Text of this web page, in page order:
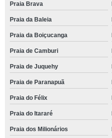
Praia Brava
Praia da Baleia
Praia da Boiçucanga
Praia de Camburi
Praia de Juquehy
Praia de Paranapuã
Praia do Félix
Praia do Itararé
Praia dos Milionários